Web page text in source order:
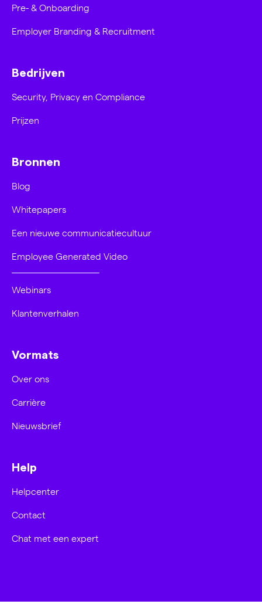
Pre- & Onboarding
Employer Branding & Recruitment
Bedrijven
Security, Privacy en Compliance
Prijzen
Bronnen
Blog
Whitepapers
Een nieuwe communicatiecultuur
Employee Generated Video
Webinars
Klantenverhalen
Vormats
Over ons
Carrière
Nieuwsbrief
Help
Helpcenter
Contact
Chat met een expert